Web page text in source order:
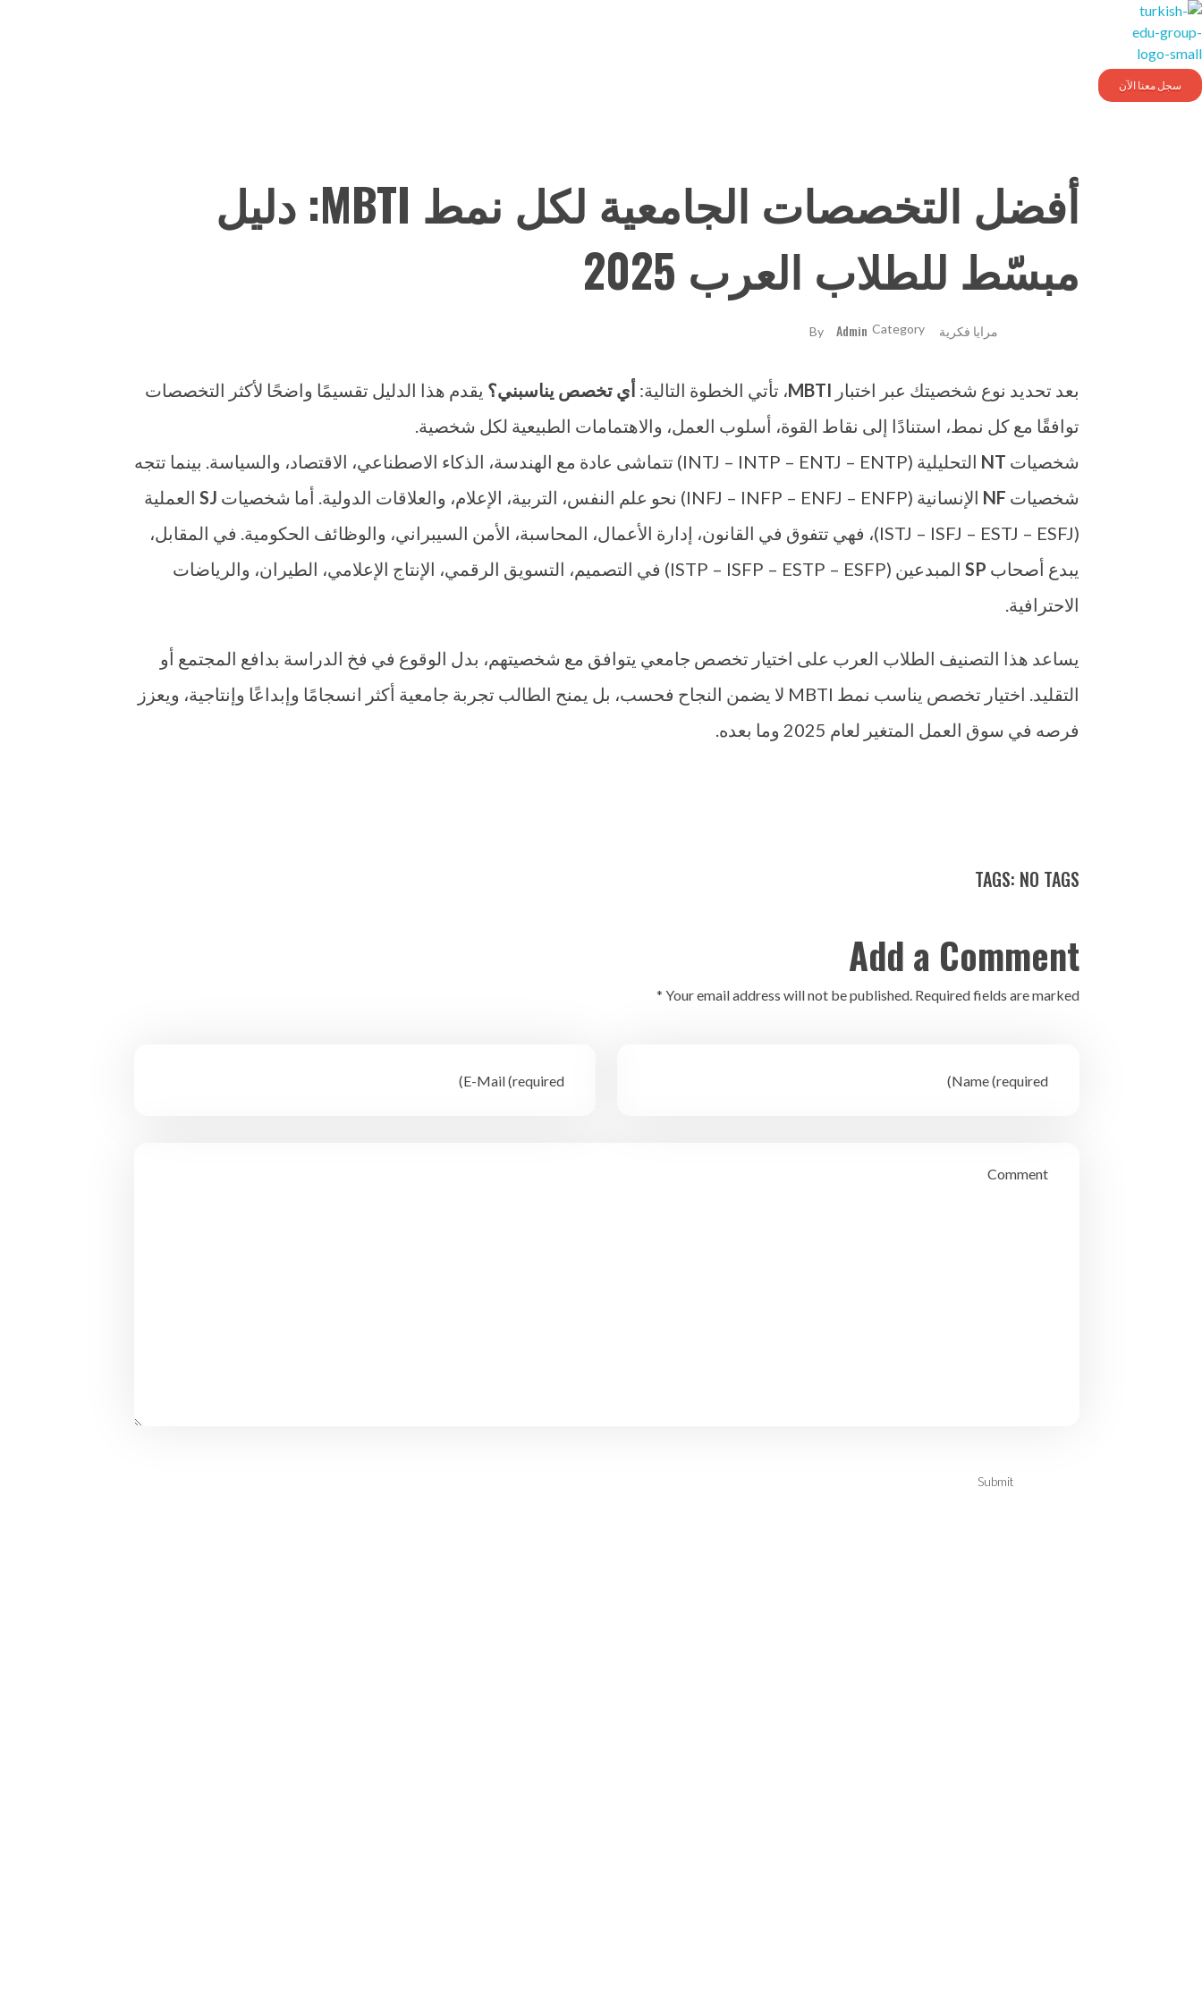
Turkishedugroupانضم إلينا وتحدث التركية بطلاقة
سجل معنا الآن
أفضل التخصصات الجامعية لكل نمط MBTI: دليل
مبسّط للطلاب العرب 2025
By Admin مرايا فكرية
بعد تحديد نوع شخصيتك عبر اختبار MBTI، تأتي الخطوة التالية: أي تخصص يناسبني؟ يقدم هذا الدليل تقسيمًا واضحًا لأكثر التخصصات
توافقًا مع كل نمط، استنادًا إلى نقاط القوة، أسلوب العمل، والاهتمامات الطبيعية لكل شخصية.
شخصيات NT
التحليلية (INTJ – INTP – ENTJ – ENTP) تتماشى عادة مع الهندسة، الذكاء الاصطناعي، الاقتصاد، والسياسة. بينما تتجه
شخصيات NF الإنسانية (INFJ – INFP – ENFJ – ENFP) نحو علم النفس، التربية، الإعلام، والعلاقات الدولية. أما شخصيات SJالعملية
(ISTJ – ISFJ – ESTJ – ESFJ)، فهي تتفوق في القانون، إدارة الأعمال، المحاسبة، الأمن السيبراني، والوظائف الحكومية. في المقابل،
يبدع أصحاب SP
المبدعين (ISTP – ISFP – ESTP – ESFP) في التصميم، التسويق الرقمي، الإنتاج الإعلامي، الطيران، والرياضات
الاحترافية.
يساعد هذا التصنيف الطلاب العرب على اختيار تخصص جامعي يتوافق مع شخصيتهم، بدل الوقوع في فخ الدراسة بدافع المجتمع أو
التقليد. اختيار تخصص يناسب نمط MBTI لا يضمن النجاح فحسب، بل يمنح الطالب تجربة جامعية أكثر انسجامًا وإبداعًا وإنتاجية، ويعزز
فرصه في سوق العمل المتغير لعام 2025 وما بعده.
TAGS: NO TAGS
Add a Comment
Your email address will not be published. Required fields are marked *